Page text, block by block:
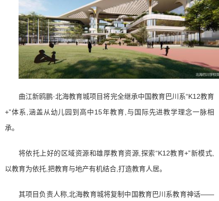
曲江新鸥鹏·北海教育城项目将完全继承中国教育巴川系“K12教育
+”体系,涵盖从幼儿园到高中15年教育,与国际先进教学理念一脉相
承。
将依托上好的区域资源和雄厚教育资源,探索“K12教育+”新模式,
以教育为依托,把教育与地产有机结合,打造教育人居。
其项目负责人称,北海教育城将复制中国教育巴川系教育神话——